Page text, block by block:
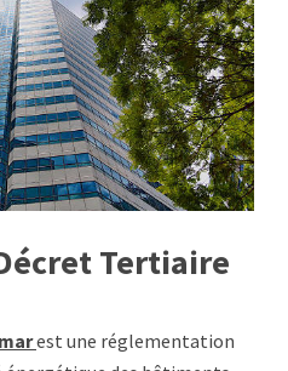
Tertiaire
est une réglementation